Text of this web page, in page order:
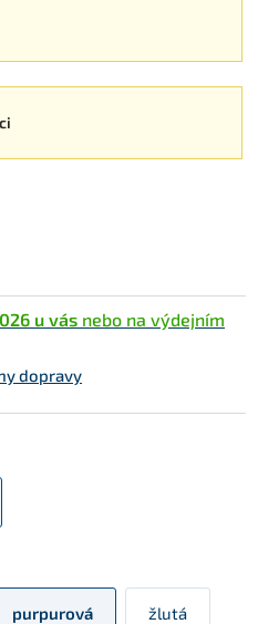
u vás nebo na výdejním
dopravy
purpurová žlutá